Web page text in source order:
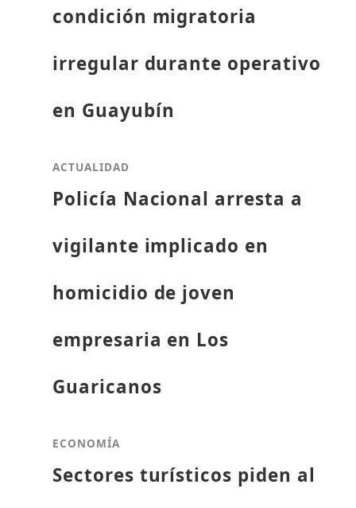
condición migratoria
irregular durante operativo
en Guayubín
ACTUALIDAD
Policía Nacional arresta a
vigilante implicado en
homicidio de joven
empresaria en Los
Guaricanos
ECONOMÍA
Sectores turísticos piden al